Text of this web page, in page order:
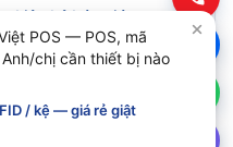
Liên hệ báo giá
XEM CHI TIẾT
POS — POS, mã
chị cần thiết bị nào
/ kệ — giá rẻ giật